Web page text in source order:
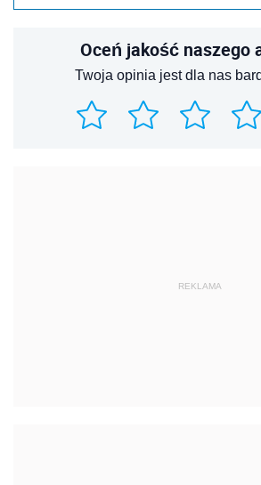
Oceń jakość naszego
Twoja opinia jest dla nas
REKLAMA